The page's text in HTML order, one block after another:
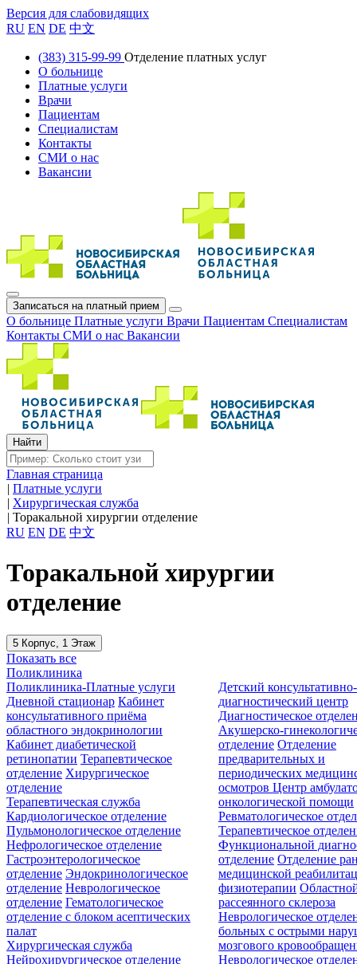
Версия для слабовидящих
RU EN DE 中文
(383) 315-99-99 Отделение платных услуг
О больнице
Платные услуги
Врачи
Пациентам
Специалистам
Контакты
СМИ о нас
Вакансии
Записаться на платный прием
О больнице Платные услуги Врачи Пациентам Специалистам
Контакты СМИ о нас Вакансии
Главная страница
| Платные услуги
| Хирургическая служба
| Торакальной хирургии отделение
RU EN DE 中文
Торакальной хирургии
отделение
5 Корпус, 1 Этаж
Показать все
Поликлиника
Поликлиника-Платные услуги
Дневной стационар Кабинет
консультативного приёма
областного эндокринологии
Кабинет диабетической
ретинопатии Терапевтическое
отделение Хирургическое
отделение
Детский консультативно-
диагностический центр
Диагностическое
Акушерско-
отделение Отделение
предварительных и
периодических
осмотровЦентр
онкологической помощи
Терапевтическая служба
Кардиологическое отделение
Пульмонологическое отделение
Нефрологическое отделение
Гастроэнтерологическое
отделение Эндокринологическое
отделение Неврологическое
отделение Гематологическое
отделение c блоком асептических
палат
Ревматологическое
Терапевтическое
Функциональной
отделение Отделение
медицинской
физиотерапии
рассеянного склероза
Неврологическое
больных с острыми
мозгового
Неврологическое
Хирургическая служба
Нейрохирургическое отделение